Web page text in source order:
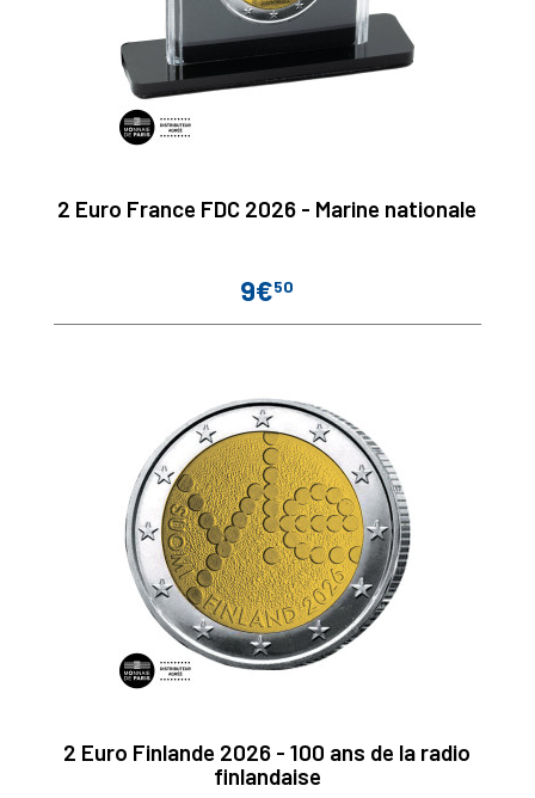
2 Euro France FDC 2026 - Marine nationale
Prix
9€50
2 Euro Finlande 2026 - 100 ans de la radio
finlandaise